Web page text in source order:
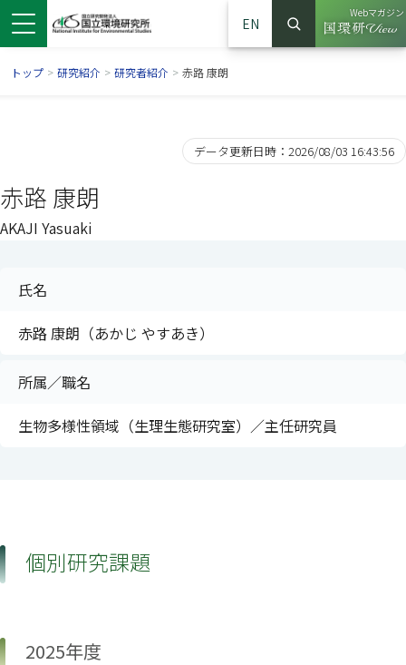
ウで開きます）
ンドウで開きます）
ウインドウで開きます）
EN
サイト内検索
検索
Webマガジン
（別ウイ
トップ > 研究紹介 > 研究者紹介 > 赤路 康朗
データ更新日時：2026/08/03 16:43:56
赤路 康朗
AKAJI Yasuaki
氏名
赤路 康朗（あかじ やすあき）
所属／職名
生物多様性領域（生理生態研究室）／主任研究員
個別研究課題
2025年度